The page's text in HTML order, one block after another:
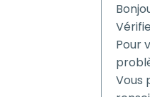
Pour
Vous